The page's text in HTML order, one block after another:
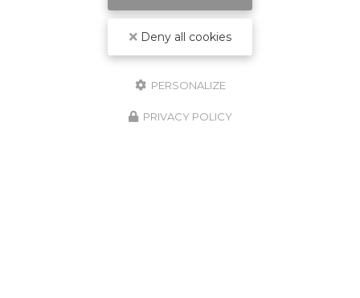
Deny all cookies
PERSONALIZE
PRIVACY POLICY